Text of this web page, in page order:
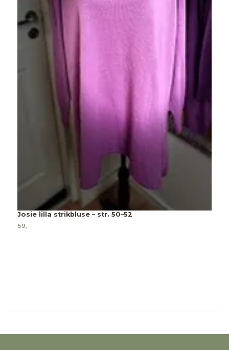
Josie lilla strikbluse – str. 50–52
59,-